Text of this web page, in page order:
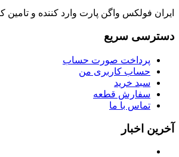
ایران فولکس واگن پارت وارد کننده و
دسترسی سریع
پرداخت صورت حساب
حساب کاربری من
سبد خرید
سفارش قطعه
تماس با ما
آخرین اخبار